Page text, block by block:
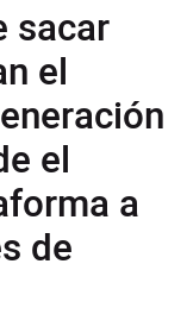
sacar
el
el
a
de